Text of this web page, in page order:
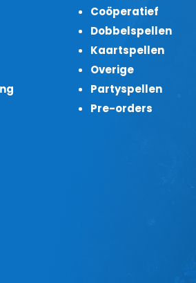
Coöperatief
Dobbelspellen
Kaartspellen
Overige
Partyspellen
Pre-orders